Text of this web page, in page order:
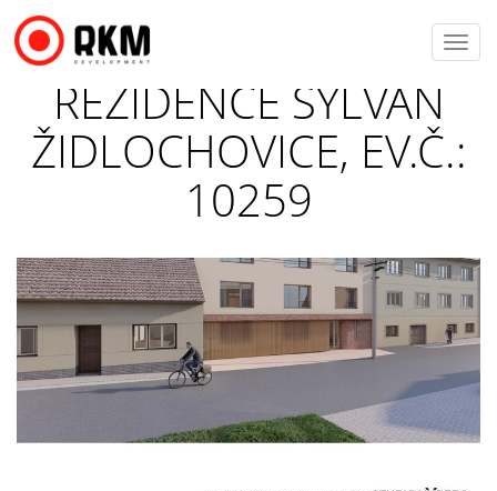
REZIDENCE SYLVÁN
ŽIDLOCHOVICE, EV.Č.:
10259